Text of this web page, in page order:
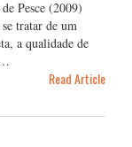
Pesce (2009)
tratar de um
a qualidade de
Read Article